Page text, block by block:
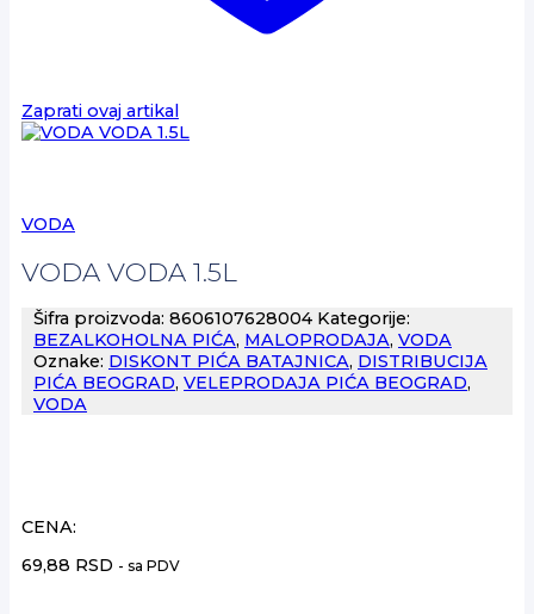
Zaprati ovaj artikal
VODA
VODA VODA 1.5L
Šifra proizvoda: 8606107628004 Kategorije:
BEZALKOHOLNA PIĆA, MALOPRODAJA, VODA
Oznake: DISKONT PIĆA BATAJNICA, DISTRIBUCIJA
PIĆA BEOGRAD, VELEPRODAJA PIĆA BEOGRAD,
VODA
CENA:
69,88 RSD - sa PDV